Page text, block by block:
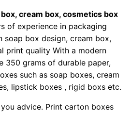
cream box, cosmetics box
of experience in packaging
soap box design, cream box,
print quality With a modern
350 grams of durable paper,
such as soap boxes, cream
lipstick boxes , rigid boxs etc.
advice. Print carton boxes